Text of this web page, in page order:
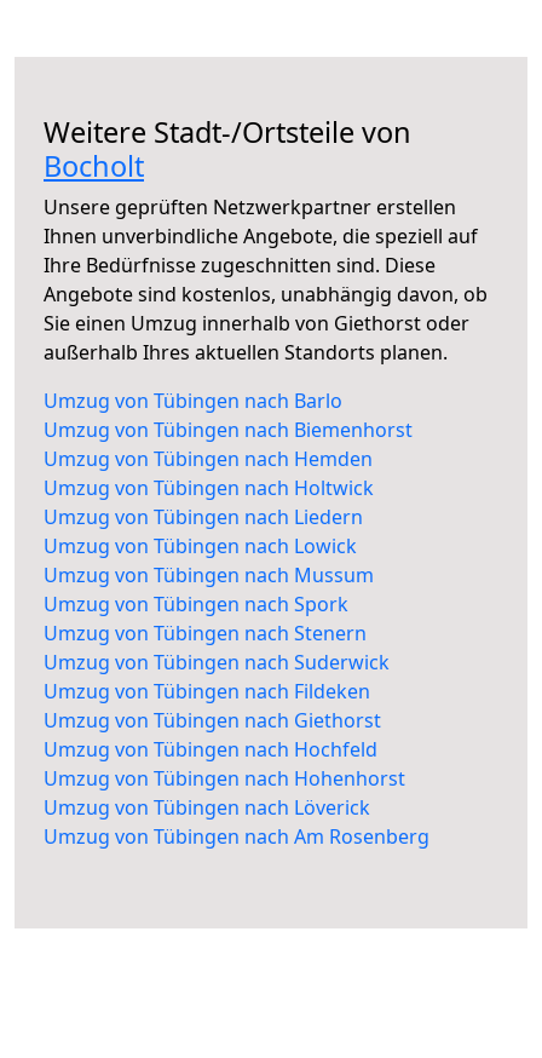
Weitere Stadt-/Ortsteile von
Bocholt
Unsere geprüften Netzwerkpartner erstellen
Ihnen unverbindliche Angebote, die speziell auf
Ihre Bedürfnisse zugeschnitten sind. Diese
Angebote sind kostenlos, unabhängig davon, ob
Sie einen Umzug innerhalb von Giethorst oder
außerhalb Ihres aktuellen Standorts planen.
Umzug von Tübingen nach Barlo
Umzug von Tübingen nach Biemenhorst
Umzug von Tübingen nach Hemden
Umzug von Tübingen nach Holtwick
Umzug von Tübingen nach Liedern
Umzug von Tübingen nach Lowick
Umzug von Tübingen nach Mussum
Umzug von Tübingen nach Spork
Umzug von Tübingen nach Stenern
Umzug von Tübingen nach Suderwick
Umzug von Tübingen nach Fildeken
Umzug von Tübingen nach Giethorst
Umzug von Tübingen nach Hochfeld
Umzug von Tübingen nach Hohenhorst
Umzug von Tübingen nach Löverick
Umzug von Tübingen nach Am Rosenberg